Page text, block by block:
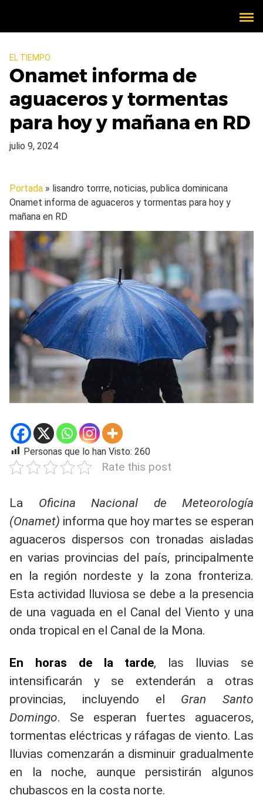
EL TIEMPO
Onamet informa de
aguaceros y tormentas
para hoy y mañana en RD
julio 9, 2024
Portada » lisandro torrre, noticias, publica dominicana
Onamet informa de aguaceros y tormentas para hoy y
mañana en RD
Personas que lo han Visto: 260
Rate this post
La Oficina Nacional de Meteorología
(Onamet) informa que hoy martes se esperan
aguaceros dispersos con tronadas aisladas
en varias provincias del país, principalmente
en la región nordeste y la zona fronteriza.
Esta actividad lluviosa se debe a la presencia
de una vaguada en el Canal del Viento y una
onda tropical en el Canal de la Mona.
En horas de la tarde, las lluvias se
intensificarán y se extenderán a otras
provincias, incluyendo el Gran Santo
Domingo. Se esperan fuertes aguaceros,
tormentas eléctricas y ráfagas de viento. Las
lluvias comenzarán a disminuir gradualmente
en la noche, aunque persistirán algunos
chubascos en la costa norte.